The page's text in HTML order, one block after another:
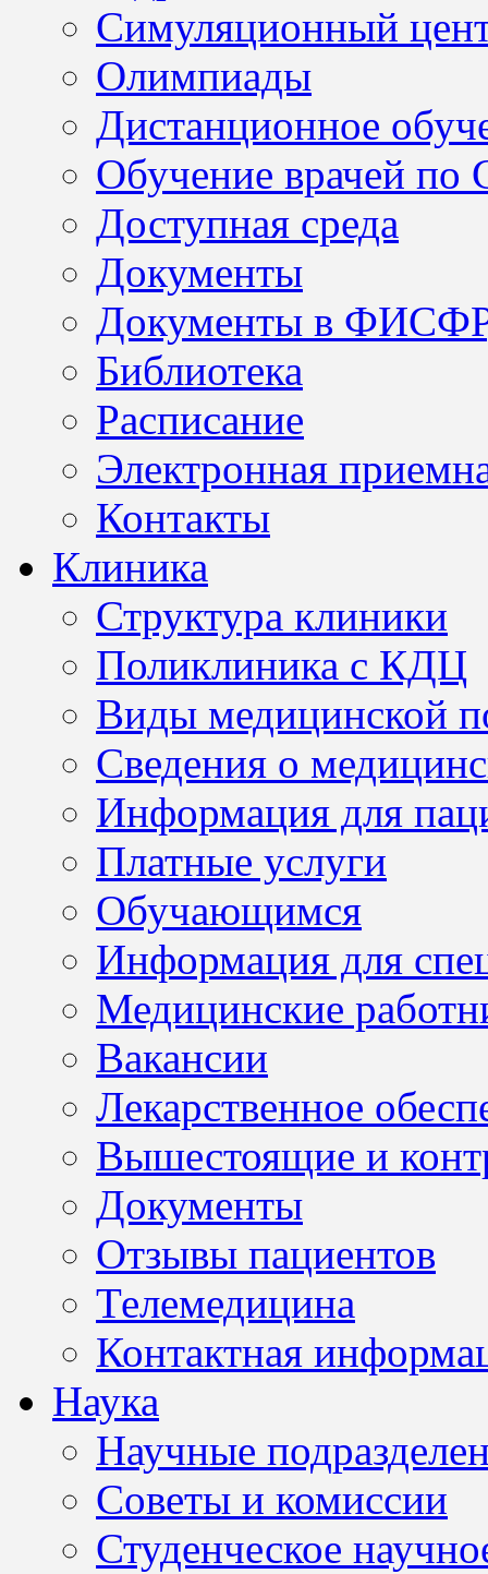
Симуляционный
Олимпиады
Дистанционное
Обучение врачей по
Доступная среда
Документы
Документы в
Библиотека
Расписание
Электронная
Контакты
Клиника
Структура клиники
Поликлиника с КДЦ
Виды медицинской
Сведения о
Информация для
Платные услуги
Обучающимся
Информация для
Медицинские
Вакансии
Лекарственное
Вышестоящие и
Документы
Отзывы пациентов
Телемедицина
Контактная
Наука
Научные
Советы и комиссии
Студенческое